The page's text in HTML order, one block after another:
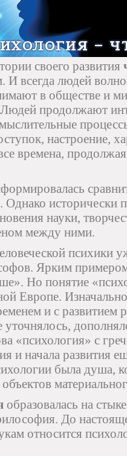
своего развития
И всегда людей
в обществе и
продолжают
настроение,
времена,
исторически
науки,
между ними.
психики
Ярким
Но понятие
Европе.
и с развитием
«психология» с
и начала развития
была душа,
образовалась на
До
относится